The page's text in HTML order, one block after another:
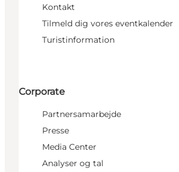
Kontakt
Tilmeld dig vores eventkalender
Turistinformation
Corporate
Partnersamarbejde
Presse
Media Center
Analyser og tal